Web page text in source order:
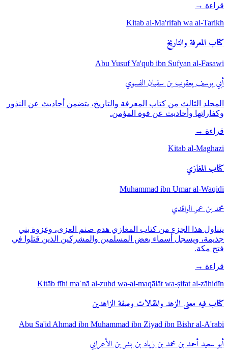
قراءة →
Kitab al-Ma'rifah wa al-Tarikh
كتاب المعرفة والتاريخ
Abu Yusuf Ya'qub ibn Sufyan al-Fasawi
أبي يوسف يعقوب بن سفيان الفسوي
المجلد الثالث من كتاب المعرفة والتاريخ، يتضمن أحاديث عن النذور
وكفاراتها وأحاديث عن قوة المؤمن.
قراءة →
Kitab al-Maghazi
كتاب المغازي
Muhammad ibn Umar al-Waqidi
محمد بن عمر الواقدي
يتناول هذا الجزء من كتاب المغازي هدم صنم العزى، وغزوة بني
جذيمة، ويسجل أسماء بعض المسلمين والمشركين الذين قتلوا في
فتح مكة.
قراءة →
Kitāb fīhi maʿnā al-zuhd wa-al-maqālāt wa-ṣifat al-zāhidīn
كتاب فيه معنى الزهد والمقالات وصفة الزاهدين
Abu Sa'id Ahmad ibn Muhammad ibn Ziyad ibn Bishr al-A'rabi
أبو سعيد أحمد بن محمد بن زياد بن بشر بن الأعرابي